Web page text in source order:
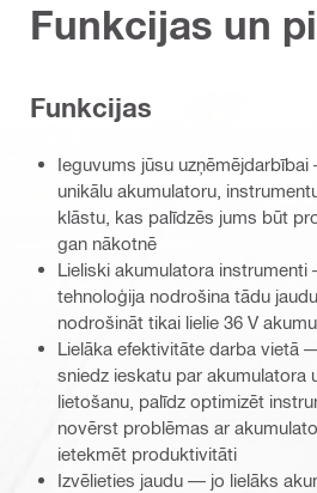
Funkcijas un
Funkcijas
Ieguvums jūsu
unikālu akumulatoru,
klāstu, kas palīdzēs jums būt
gan nākotnē
Lieliski akumulatora
tehnoloģija nodrošina tādu
nodrošināt tikai lielie 36 V
Lielāka efektivitāte darba vietā
sniedz ieskatu par akumulatora
lietošanu, palīdz optimizēt
novērst problēmas ar
ietekmēt produktivitāti
Izvēlieties jaudu — jo lielāks